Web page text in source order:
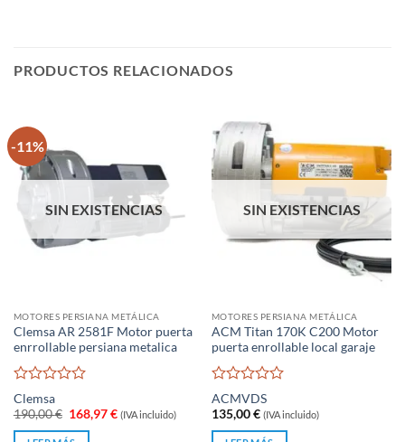
PRODUCTOS RELACIONADOS
-11%
SIN EXISTENCIAS
MOTORES PERSIANA METÁLICA
Clemsa AR 2581F Motor puerta
enrrollable persiana metalica
Valorado
con
0
Clemsa
190,00€ El
precio
original
168,97€El
precio
(IVA incluido)
SIN EXISTENCIAS
MOTORES PERSIANA METÁLICA
ACM Titan 170K C200 Motor
puerta enrollable local garaje
Valorado
con
0
ACMVDS
135,00€ (IVA incluido)